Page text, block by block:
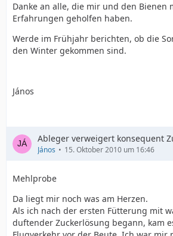
Danke an alle, die mir und den Bienen
Erfahrungen geholfen haben.
Werde im Frühjahr berichten, ob die
den Winter gekommen sind.
János
Ableger verweigert konsequent
János 15. Oktober 2010 um 16:46
Mehlprobe
Da liegt mir noch was am Herzen.
Als ich nach der ersten Fütterung mit
duftender Zuckerlösung begann, kam